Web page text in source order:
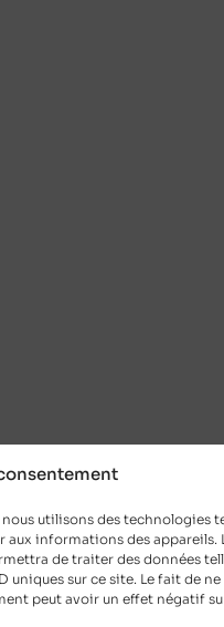
utilisons des technologies
aux informations des appareils.
de traiter des données
sur ce site. Le fait de ne
peut avoir un effet négatif